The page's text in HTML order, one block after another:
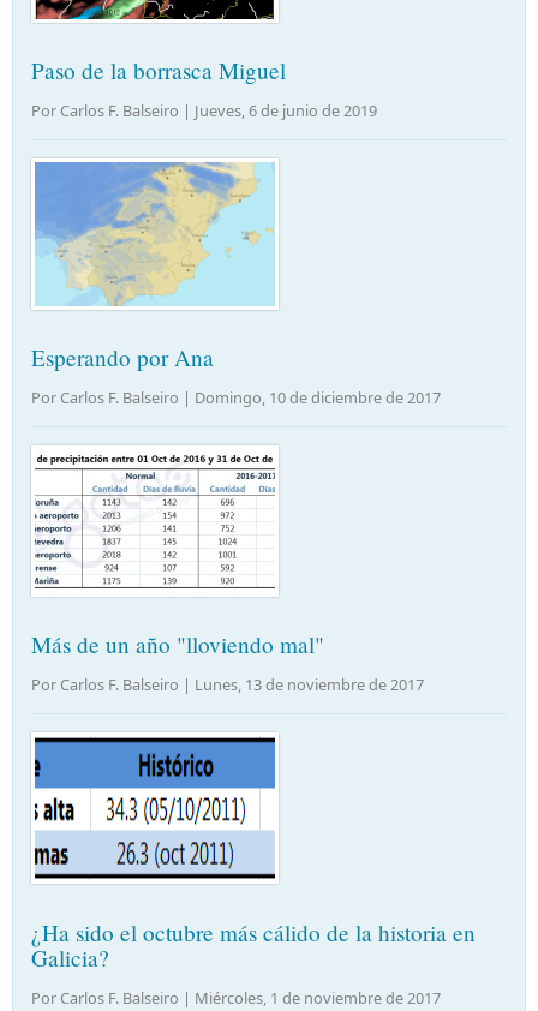
Paso de la borrasca Miguel
Por Carlos F. Balseiro | Jueves, 6 de junio de 2019
Esperando por Ana
Por Carlos F. Balseiro | Domingo, 10 de diciembre de 2017
Más de un año "lloviendo mal"
Por Carlos F. Balseiro | Lunes, 13 de noviembre de 2017
¿Ha sido el octubre más cálido de la historia en
Galicia?
Por Carlos F. Balseiro | Miércoles, 1 de noviembre de 2017